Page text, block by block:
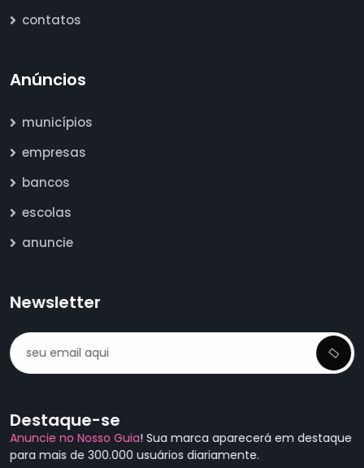
contatos
Anúncios
municípios
empresas
bancos
escolas
anuncie
Newsletter
Destaque-se
Anuncie no Nosso Guia! Sua marca aparecerá em destaque
para mais de 300.000 usuários diariamente.